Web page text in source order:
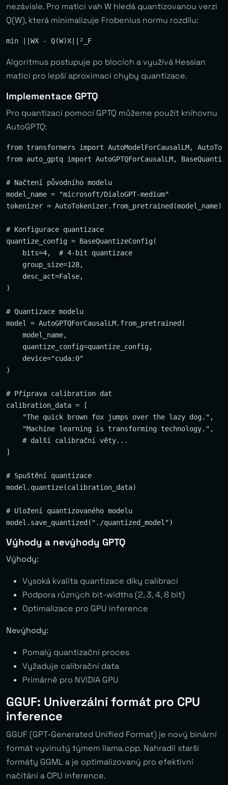
nezávisle. Pro matici vah W hledá quantizovanou verzi
Q(W), která minimalizuje Frobenius normu rozdílu:
Algoritmus postupuje po blocích a využívá Hessian
matici pro lepší aproximaci chyby quantizace.
Implementace GPTQ
Pro quantizaci pomocí GPTQ můžeme použít knihovnu
AutoGPTQ:
from transformers import AutoModelForCausalLM,
from auto_gptq import AutoGPTQForCausalLM,
# Načtení původního modelu
model_name = "microsoft/DialoGPT-medium"
tokenizer = AutoTokenizer.from_pretrained(model_name)
# Konfigurace quantizace
quantize_config = BaseQuantizeConfig(
    bits=4,  # 4-bit quantizace
    group_size=128,
    desc_act=False,
)
# Quantizace modelu
model = AutoGPTQForCausalLM.from_pretrained(
    model_name,
    quantize_config=quantize_config,
    device="cuda:0"
)
# Příprava calibration dat
calibration_data = [
    "The quick brown fox jumps over the lazy dog.",
    "Machine learning is transforming technology.",
    # další calibrační věty...
]
# Spuštění quantizace
model.quantize(calibration_data)
# Uložení quantizovaného modelu
Výhody a nevýhody GPTQ
Výhody:
Vysoká kvalita quantizace díky calibraci
Podpora různých bit-widths (2, 3, 4, 8 bit)
Optimalizace pro GPU inference
Nevýhody:
Pomalý quantizační proces
Vyžaduje calibrační data
Primárně pro NVIDIA GPU
GGUF: Univerzální formát pro CPU
inference
GGUF (GPT-Generated Unified Format) je nový binární
formát vyvinutý týmem llama.cpp. Nahradil starší
formáty GGML a je optimalizovaný pro efektivní
načítání a CPU inference.